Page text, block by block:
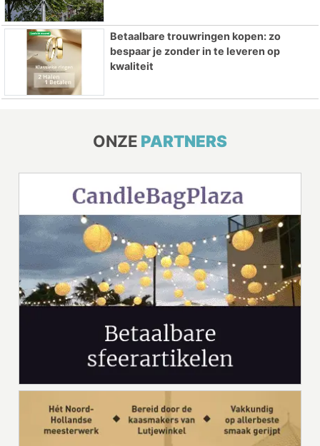
Betaalbare trouwringen kopen: zo
bespaar je zonder in te leveren op
kwaliteit
ONZE PARTNERS